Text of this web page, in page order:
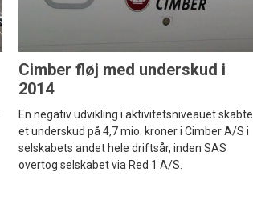
Cimber fløj med underskud i
2014
En negativ udvikling i aktivitetsniveauet skabte
et underskud på 4,7 mio. kroner i Cimber A/S i
selskabets andet hele driftsår, inden SAS
overtog selskabet via Red 1 A/S.